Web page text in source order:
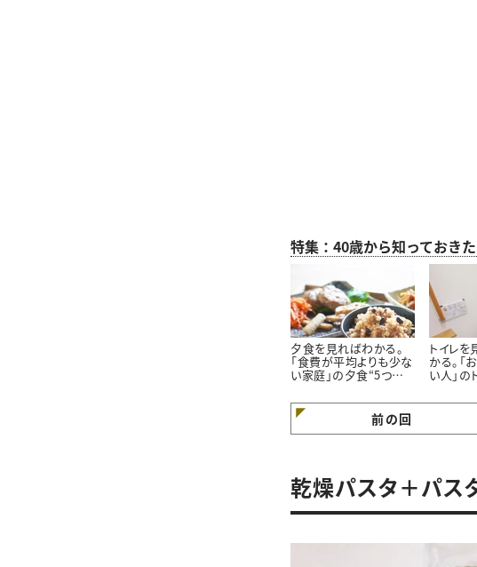
特集：40歳から知っておきた
夕食を見ればわかる。
「食費が平均よりも少な
い家庭」の夕食“5つの
トイレ
かる。「
い人」の
前の回
乾燥パスタ＋パス